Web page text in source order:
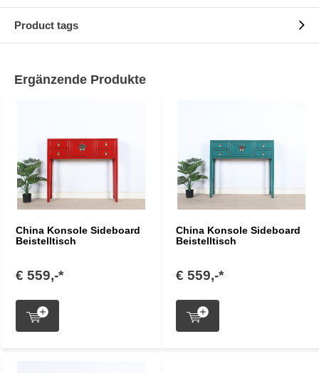
Product tags
Ergänzende Produkte
China Konsole Sideboard
Beistelltisch
€ 559,-*
China Konsole Sideboard
Beistelltisch
€ 559,-*